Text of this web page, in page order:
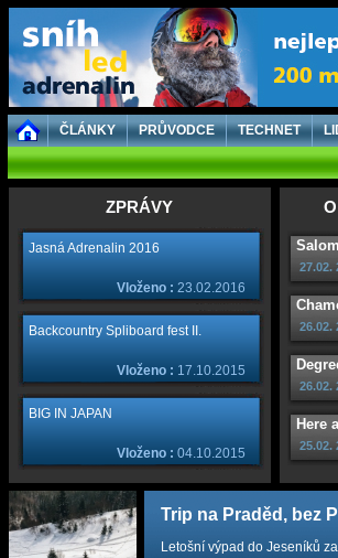
ČLÁNKY PRŮVODCE TECHNET
ZPRÁVY
Jasná Adrenalin 2016
Vloženo : 23.02.2016
Backcountry Spliboard fest II.
Vloženo : 17.10.2015
BIG IN JAPAN
Vloženo : 04.10.2015
27.02.
26.02.
26.02.
Here
25.02.
Trip na Praděd, bez
Letošní výpad do Jeseníků